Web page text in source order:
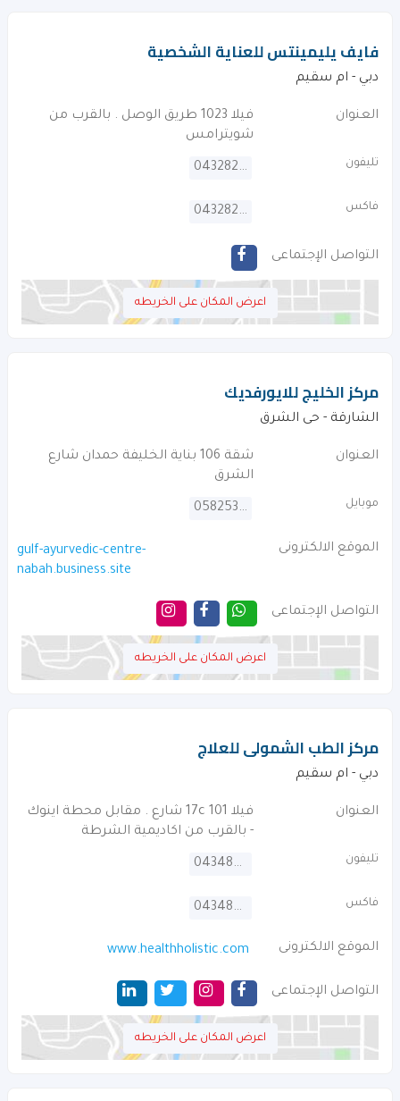
فايف يليمينتس للعناية الشخصية
دبي - ام سقيم
العنوان
فيلا 1023 طريق الوصل . بالقرب من
شويترامس
تليفون 043282289
فاكس 043282189
التواصل الإجتماعى
اعرض المكان على الخريطه
مركز الخليج للايورفديك
الشارقة - حى الشرق
العنوان
شقة 106 بناية الخليفة حمدان شارع
الشرق
موبايل 0582534839
الموقع الالكترونى
gulf-ayurvedic-centre-
nabah.business.site
التواصل الإجتماعى
اعرض المكان على الخريطه
مركز الطب الشمولى للعلاج
دبي - ام سقيم
العنوان
فيلا 101 17c شارع . مقابل محطة اينوك
- بالقرب من اكاديمية الشرطة
تليفون 043487172
فاكس 043487173
الموقع الالكترونى www.healthholistic.com
التواصل الإجتماعى
اعرض المكان على الخريطه